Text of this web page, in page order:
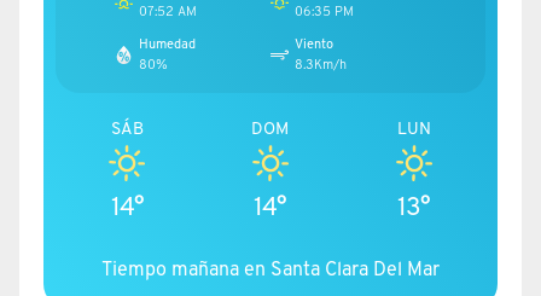
07:52 AM
06:35 PM
Humedad
80%
Viento
8.3Km/h
SÁB
14°
DOM
14°
LUN
13°
Tiempo mañana en Santa Clara Del Mar